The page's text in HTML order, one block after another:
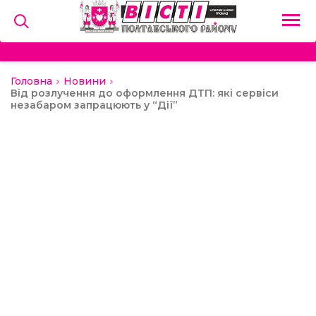
Головна
Новини
Від розлучення до оформлення ДТП: які сервіси
незабаром запрацюють у “Дії”